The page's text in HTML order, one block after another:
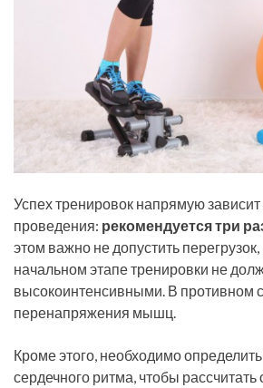
Успех тренировок напрямую зависит
проведения: рекомендуется три
этом важно не допустить
начальном этапе тренировки не
высокоинтенсивными. В противном
перенапряжения мышц.
Кроме этого, необходимо
сердечного ритма, чтобы